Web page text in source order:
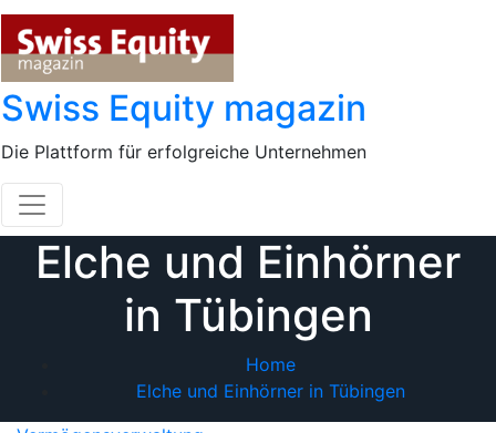
Skip
content
Swiss Equity magazin
Die Plattform für erfolgreiche Unternehmen
Elche und Einhörner
in Tübingen
Home
Elche und Einhörner in Tübingen